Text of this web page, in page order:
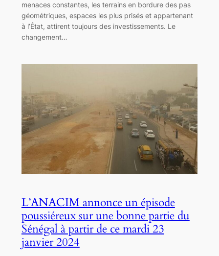
menaces constantes, les terrains en bordure des pas
géométriques, espaces les plus prisés et appartenant
à l’État, attirent toujours des investissements. Le
changement…
L’ANACIM annonce un épisode
poussiéreux sur une bonne partie du
Sénégal à partir de ce mardi 23
janvier 2024